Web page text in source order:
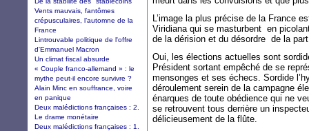
L’image la plus précise de la France
Viridiana qui se masturbent en
de la dérision et du désordre de la
Oui, les élections actuelles sont
Président sortant empêché de se
mensonges et ses échecs. Sordide
déroulement serein de la campagne
énarques de toute obédience qui ne
se retrouvent tous derrière un
délicieusement de la flûte.
Vents mauvais, fantômes
crépusculaires, l’automne de la
France
Lintrouvable politique de l'offre
d'Emmanuel Macron
Un climat fiscal absurde
« Couple franco-allemand » : le
mythe peut-il encore survivre ?
Alain Minc en souffrance, voire
en panique
Deux malédictions françaises : 2.
Le drame monétaire
Deux malédictions françaises : 1.